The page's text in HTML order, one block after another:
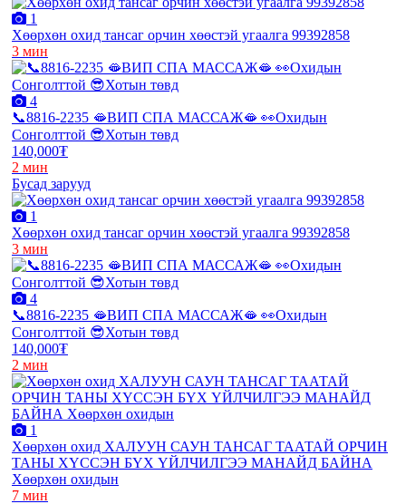
1
Хөөрхөн охид тансаг орчин хөөстэй угаалга 99392858
3 мин
4
📞8816-2235 🫦ВИП СПА МАССАЖ🫦 👀Охидын
Сонголттой 😎Хотын төвд
140,000₮
2 мин
Бусад зарууд
1
Хөөрхөн охид тансаг орчин хөөстэй угаалга 99392858
3 мин
4
📞8816-2235 🫦ВИП СПА МАССАЖ🫦 👀Охидын
Сонголттой 😎Хотын төвд
140,000₮
2 мин
1
Хөөрхөн охид ХАЛУУН САУН ТАНСАГ ТААТАЙ ОРЧИН
ТАНЫ ХҮССЭН БҮХ ҮЙЛЧИЛГЭЭ МАНАЙД БАЙНА
Хөөрхөн охидын
7 мин